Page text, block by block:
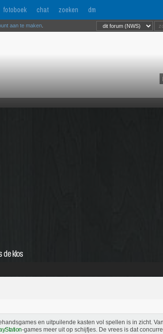
fotoboek chat zoeken dm
aan te maken
de klos
en uitpuilende kasten vol spellen is in zicht.
-games meer uit op schijfjes. De vrees is dat